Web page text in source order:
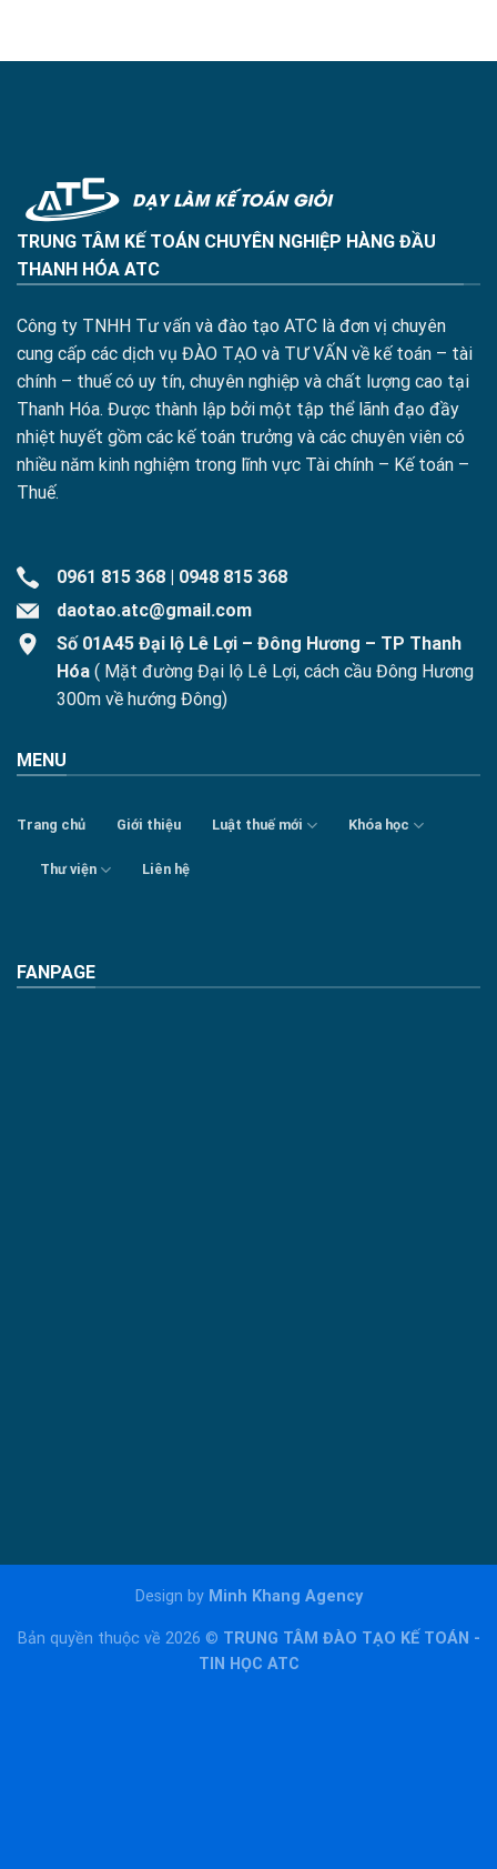
TRUNG TÂM KẾ TOÁN CHUYÊN NGHIỆP HÀNG ĐẦU
THANH HÓA ATC
Công ty TNHH Tư vấn và đào tạo ATC là đơn vị chuyên
cung cấp các dịch vụ ĐÀO TẠO và TƯ VẤN về kế toán – tài
chính – thuế có uy tín, chuyên nghiệp và chất lượng cao tại
Thanh Hóa. Được thành lập bởi một tập thể lãnh đạo đầy
nhiệt huyết gồm các kế toán trưởng và các chuyên viên có
nhiều năm kinh nghiệm trong lĩnh vực Tài chính – Kế toán –
Thuế.
0961 815 368 | 0948 815 368
daotao.atc@gmail.com
Số 01A45 Đại lộ Lê Lợi – Đông Hương – TP Thanh
Hóa ( Mặt đường Đại lộ Lê Lợi, cách cầu Đông Hương
300m về hướng Đông)
MENU
Trang chủ Giới thiệu Luật thuế mới Khóa học
Thư viện Liên hệ
FANPAGE
Design by Minh Khang Agency
Bản quyền thuộc về 2026 © TRUNG TÂM ĐÀO TẠO KẾ TOÁN -
TIN HỌC ATC